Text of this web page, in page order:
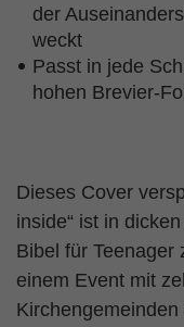
der
weckt
Passt in jede
hohen Brevier-
Dieses Cover
inside“ ist in
Bibel für Teenager
einem Event mit